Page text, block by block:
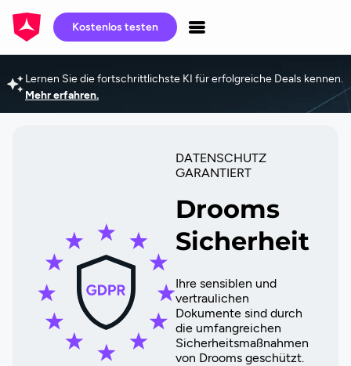
Kostenlos testen
Lernen Sie die fortschrittlichste KI für erfolgreiche Deals kennen.
Mehr erfahren.
DATENSCHUTZ
GARANTIERT
Drooms
Sicherheit
Ihre sensiblen und
vertraulichen
Dokumente sind durch
die umfangreichen
Sicherheitsmaßnahmen
von Drooms geschützt.